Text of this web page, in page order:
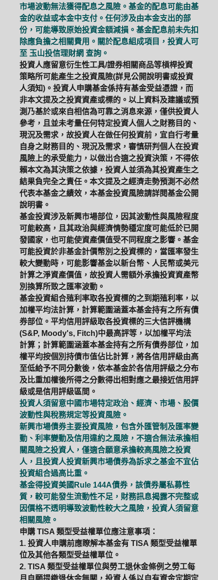
PGIM系列基金
定期(不)定額 高成長基金 月配息
市場波動無法獲得配息之風險。基金的配息可能由基
金的收益或本金中支付。任何涉及由本金支出的部
份，可能導致原始投資金額減損。基金配息前未先扣
除應負擔之相關費用。關於配息組成項目，投資人可
至 玉山投信理財網 查詢。
投資人應留意衍生性工具/證券相關商品等槓桿投資
策略所可能產生之投資風險(詳見公開說明書或投資
人須知)。投資人申購基金係持有基金受益憑證，而
非本文提及之投資資產或標的。以上資料及建議或預
測乃基於或來自相信為可靠之消息來源，僅供投資人
參考，且並未考量任何特定投資人個人之財務目的、
現況及需求，故投資人在做任何投資前，宜自行考量
自身之財務目的、現況及需求，審慎研判個人在投資
風險上的承受能力，以做出合適之投資決策，不得依
賴本文為其決策之依據，投資人並須為其投資產生之
結果負完全之責任。本文提及之經濟走勢預測不必然
代表本基金之績效，本基金投資風險請詳閱基金公開
說明書。
基金投資涉及新興市場部位，因其波動性與風險程度
可能較高，且其政治與經濟情勢穩定度可能低於已開
發國家，也可能使資產價值受不同程度之影響。基金
可能投資於非基金計價幣別之投資標的，當匯率發生
較大變動時，可能影響基金以新台幣、人民幣或美元
計算之淨資產價值，故投資人需額外承擔投資資產幣
別換算所致之匯率波動。
基金投資組合殖利率取各投資標的之到期殖利率，以
加權平均法計算，計算範圍涵蓋本基金持有之所有債
券部位。平均信用評級取各投資標的三大信評機構
(S&P, Moody's, Fitch)中最高評等，以加權平均法
計算；計算範圍涵蓋本基金持有之所有債券部位，加
權平均按個別持債市值佔比計算，將各信用評級由高
至低給予不同分數後，依本基金於各信用評級之分布
及比重加權後所得之分數得出相對應之最接近信用評
級或是信用評級區間。
投資人須留意中國市場特定政治、經濟、市場、股價
波動性與稅務規定等投資風險。
新興市場債券主要投資風險，包含外匯管制及匯率變
動、利率變動及信用違約之風險，不適合無法承擔相
關風險之投資人，僅適合願意承擔較高風險之投資
人，且投資人投資新興市場債券為訴求之基金不宜佔
投資組合過高比重。
基金得投資美國Rule 144A債券，該債券屬私募性
質，較可能發生流動性不足，財務訊息揭露不完整或
因價格不透明導致波動性較大之風險，投資人須留意
相關風險。
申購 TISA 類型受益權單位應注意事項：
1. 投資人申購前應瞭解本基金有 TISA 類型受益權單
位及其他各類型受益權單位。
2. TISA 類型受益權單位與勞工退休金條例之勞工每
月自願提繳退休金無關，投資人係以自有資金定期定